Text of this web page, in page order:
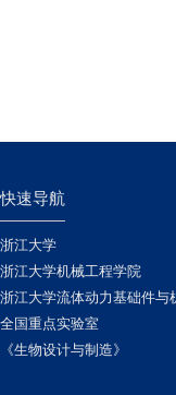
快速导航
浙江大学
浙江大学机械工程学院
浙江大学流体动力基础件与
全国重点实验室
《生物设计与制造》